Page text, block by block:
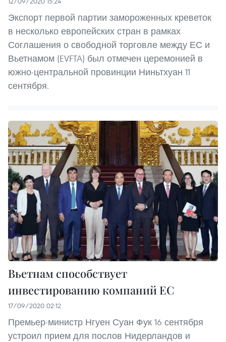
Экспорт первой партии замороженных креветок
в несколько европейских стран в рамках
Соглашения о свободной торговле между ЕС и
Вьетнамом (EVFTA) был отмечен церемонией в
южно-центральной провинции Ниньтхуан 11
сентября.
Вьетнам способствует
инвестированию компаний ЕС
17/09/2020 02:12
Премьер-министр Нгуен Суан Фук 16 сентября
устроил прием для послов Нидерландов и